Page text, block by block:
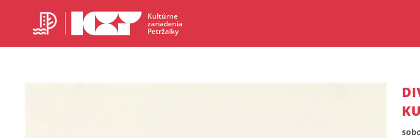
Kultúrne
zariadenia
Petržalky